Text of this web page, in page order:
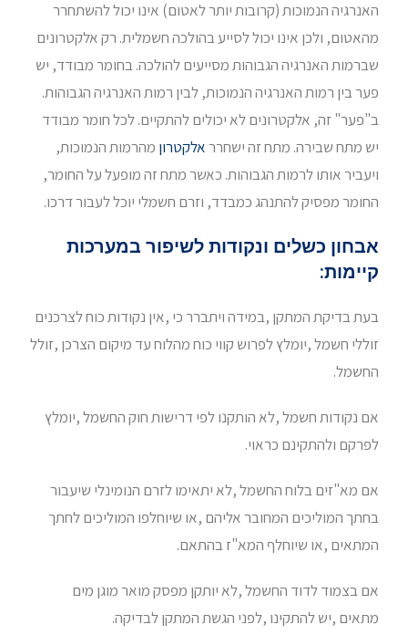
האנרגיה הנמוכות (קרובות יותר לאטום) אינו יכול להשתחרר
מהאטום, ולכן אינו יכול לסייע בהולכה חשמלית. רק אלקטרונים
שברמות האנרגיה הגבוהות מסייעים להולכה. בחומר מבודד, יש
פער בין רמות האנרגיה הנמוכות, לבין רמות האנרגיה הגבוהות.
ב"פער" זה, אלקטרונים לא יכולים להתקיים. לכל חומר מבודד
יש מתח שבירה. מתח זה ישחרראלקטרון מהרמות הנמוכות,
ויעביר אותו לרמות הגבוהות. כאשר מתח זה מופעל על החומר,
החומר מפסיק להתנהג כמבדד, וזרם חשמלי יוכל לעבור דרכו.
אבחון כשלים ונקודות לשיפור במערכות
קיימות:
בעת בדיקת המתקן ,במידה ויתברר כי ,אין נקודות כוח לצרכנים
זוללי חשמל ,יומלץ לפרוש קווי כוח מהלוח עד מיקום הצרכן ,זולל
החשמל.
אם נקודות חשמל ,לא הותקנו לפי דרישות חוק החשמל ,יומלץ
לפרקם ולהתקינם כראוי.
אם מא"זים בלוח החשמל ,לא יתאימו לזרם הנומינלי שיעבור
בחתך המוליכים המחובר אליהם ,או שיוחלפו המוליכים לחתך
המתאים ,או שיוחלף המא"ז בהתאם.
אם בצמוד לדוד החשמל ,לא יותקן מפסק מואר מוגן מים
מתאים ,יש להתקינו ,לפני הגשת המתקן לבדיקה.